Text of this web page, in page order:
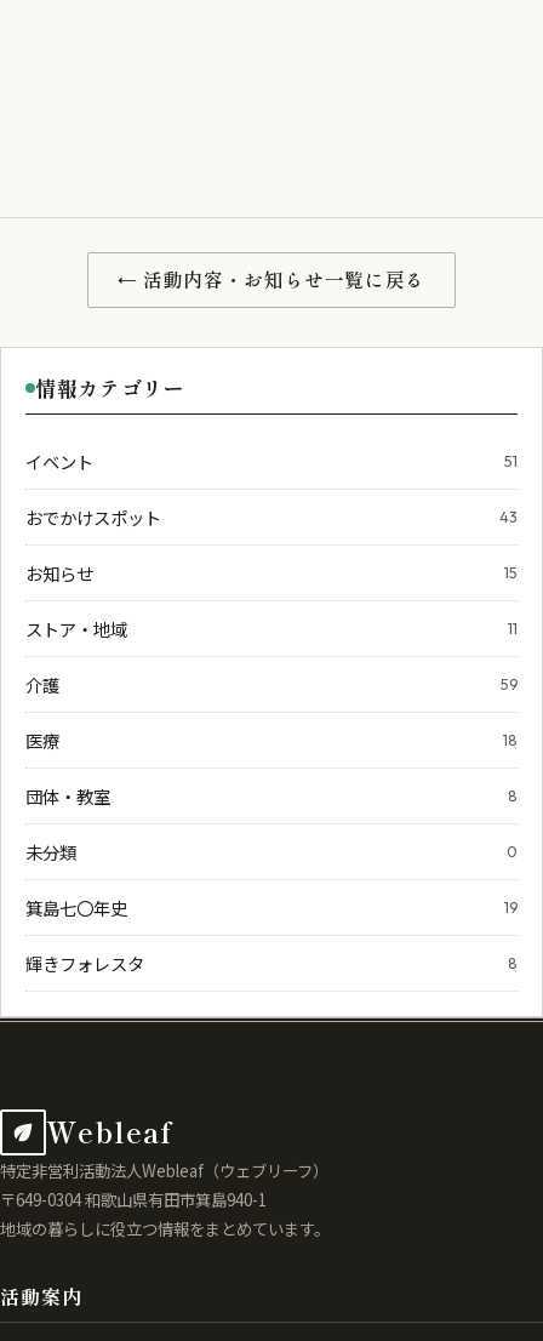
← 活動内容・お知らせ一覧に戻る
情報カテゴリー
イベント 51
おでかけスポット 43
お知らせ 15
ストア・地域 11
介護 59
医療 18
団体・教室 8
未分類 0
箕島七〇年史 19
輝きフォレスタ 8
Webleaf
特定非営利活動法人Webleaf（ウェブリーフ）
〒649-0304 和歌山県有田市箕島940-1
地域の暮らしに役立つ情報をまとめています。
活動案内